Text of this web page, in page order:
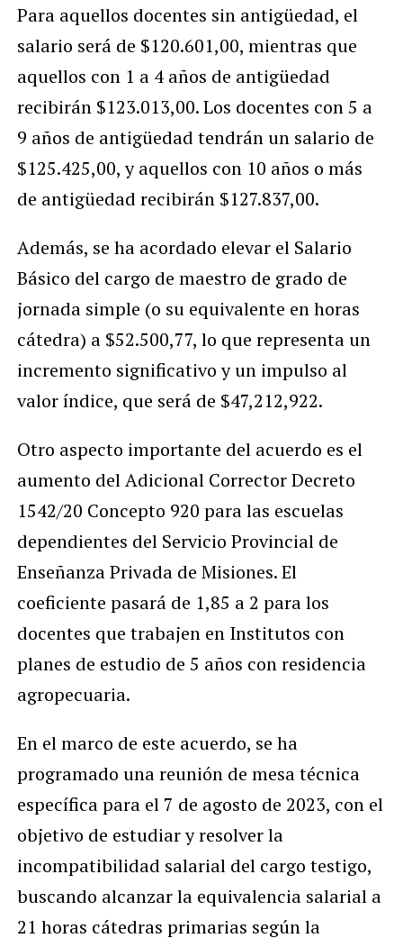
Para aquellos docentes sin antigüedad, el
salario será de $120.601,00, mientras que
aquellos con 1 a 4 años de antigüedad
recibirán $123.013,00. Los docentes con 5 a
9 años de antigüedad tendrán un salario de
$125.425,00, y aquellos con 10 años o más
de antigüedad recibirán $127.837,00.
Además, se ha acordado elevar el Salario
Básico del cargo de maestro de grado de
jornada simple (o su equivalente en horas
cátedra) a $52.500,77, lo que representa un
incremento significativo y un impulso al
valor índice, que será de $47,212,922.
Otro aspecto importante del acuerdo es el
aumento del Adicional Corrector Decreto
1542/20 Concepto 920 para las escuelas
dependientes del Servicio Provincial de
Enseñanza Privada de Misiones. El
coeficiente pasará de 1,85 a 2 para los
docentes que trabajen en Institutos con
planes de estudio de 5 años con residencia
agropecuaria.
En el marco de este acuerdo, se ha
programado una reunión de mesa técnica
específica para el 7 de agosto de 2023, con el
objetivo de estudiar y resolver la
incompatibilidad salarial del cargo testigo,
buscando alcanzar la equivalencia salarial a
21 horas cátedras primarias según la